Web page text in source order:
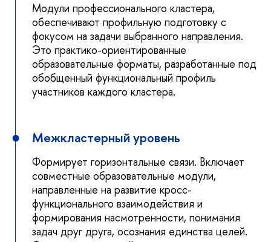
Модули профессионального кластера,
обеспечивают профильную подготовку с
фокусом на задачи выбранного направления.
Это практико-ориентированные
образовательные форматы, разработанные под
обобщенный функциональный профиль
участников каждого кластера.
Межкластерный уровень
Формирует горизонтальные связи. Включает
совместные образовательные модули,
направленные на развитие кросс-
функционального взаимодействия и
формирования насмотренности, понимания
задач друг друга, осознания единства целей.